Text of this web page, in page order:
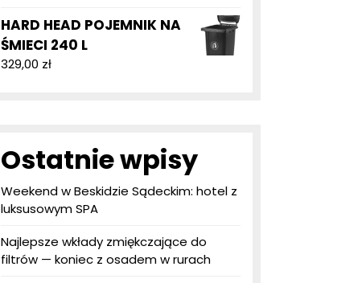
HARD HEAD POJEMNIK NA
ŚMIECI 240 L
329,00 zł
Ostatnie wpisy
Weekend w Beskidzie Sądeckim: hotel z
luksusowym SPA
Najlepsze wkłady zmiękczające do
filtrów — koniec z osadem w rurach